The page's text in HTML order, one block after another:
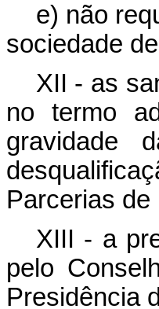
e) não
sociedade
XII - as
no termo
gravidade
Parcerias
XIII - a
pelo
Presidência